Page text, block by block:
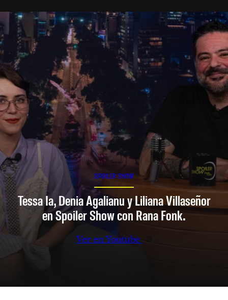
SPOILER SHOW
Tessa Ia, Denia Agalianu y Liliana Villaseñor
en Spoiler Show con Rana Fonk.
Ver en Youtube